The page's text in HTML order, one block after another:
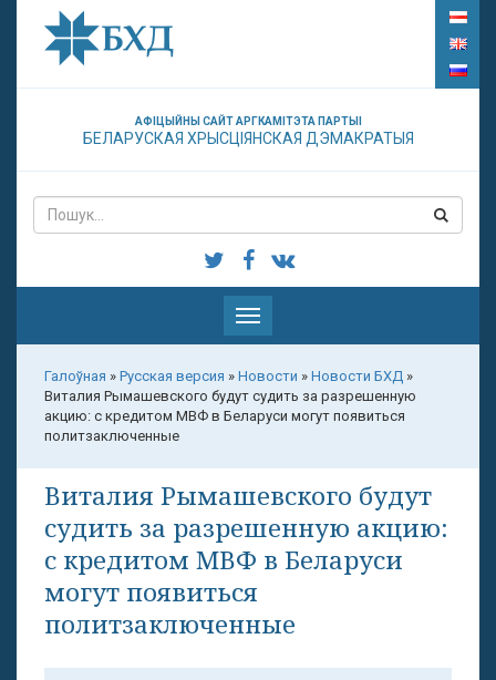
АФІЦЫЙНЫ САЙТ АРГКАМІТЭТА ПАРТЫІ
БЕЛАРУСКАЯ ХРЫСЦІЯНСКАЯ ДЭМАКРАТЫЯ
Паказаць
меню
Галоўная » Русская версия » Новости » Новости БХД »
Виталия Рымашевского будут судить за разрешенную
акцию: с кредитом МВФ в Беларуси могут появиться
политзаключенные
Виталия Рымашевского будут
судить за разрешенную акцию:
с кредитом МВФ в Беларуси
могут появиться
политзаключенные